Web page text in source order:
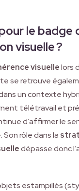
le badge
visuelle ?
visuellelors
se retrouve
un contexte
télétravail et
d’affirmer le
Son rôle dans la
dépasse donc
estampillés